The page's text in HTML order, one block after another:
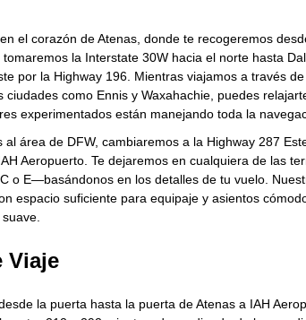
el corazón de Atenas, donde te recogeremos
la Interstate 30W hacia el norte hasta
por la Highway 196. Mientras viajamos a través
ciudades como Ennis y Waxahachie, puedes
experimentados están manejando toda la
al área de DFW, cambiaremos a la Highway 287
Aeropuerto. Te dejaremos en cualquiera de las
o E—basándonos en los detalles de tu vuelo.
espacio suficiente para equipaje y asientos
Viaje
la puerta hasta la puerta de Atenas a IAH